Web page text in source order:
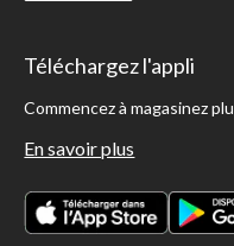
Téléchargez l'appli
Commencez à magasinez
En savoir plus